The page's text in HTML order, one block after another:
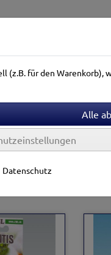
Terrarienwelt
(z.B. für den Warenkorb),
Datenschutz